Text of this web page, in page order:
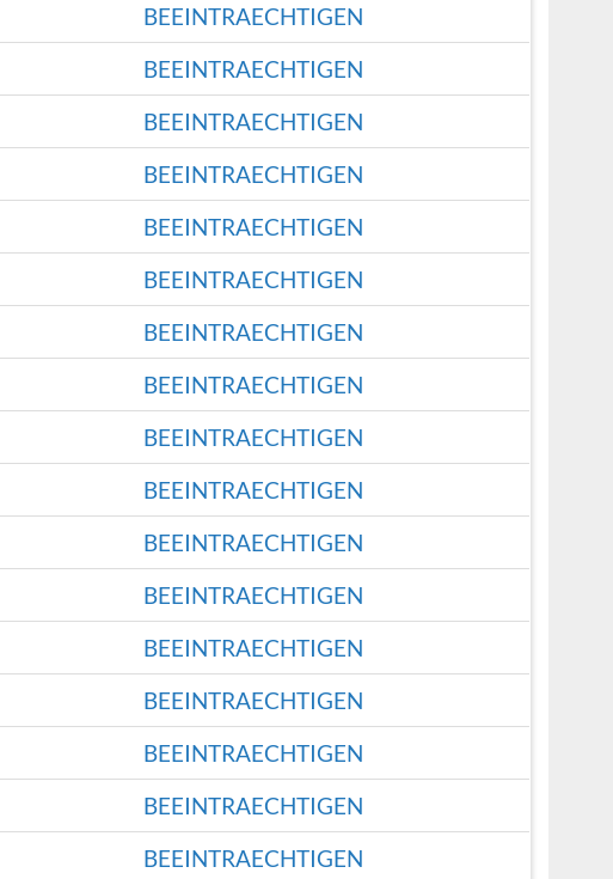
BEEINTRAECHTIGEN
BEEINTRAECHTIGEN
BEEINTRAECHTIGEN
BEEINTRAECHTIGEN
BEEINTRAECHTIGEN
BEEINTRAECHTIGEN
BEEINTRAECHTIGEN
BEEINTRAECHTIGEN
BEEINTRAECHTIGEN
BEEINTRAECHTIGEN
BEEINTRAECHTIGEN
BEEINTRAECHTIGEN
BEEINTRAECHTIGEN
BEEINTRAECHTIGEN
BEEINTRAECHTIGEN
BEEINTRAECHTIGEN
BEEINTRAECHTIGEN